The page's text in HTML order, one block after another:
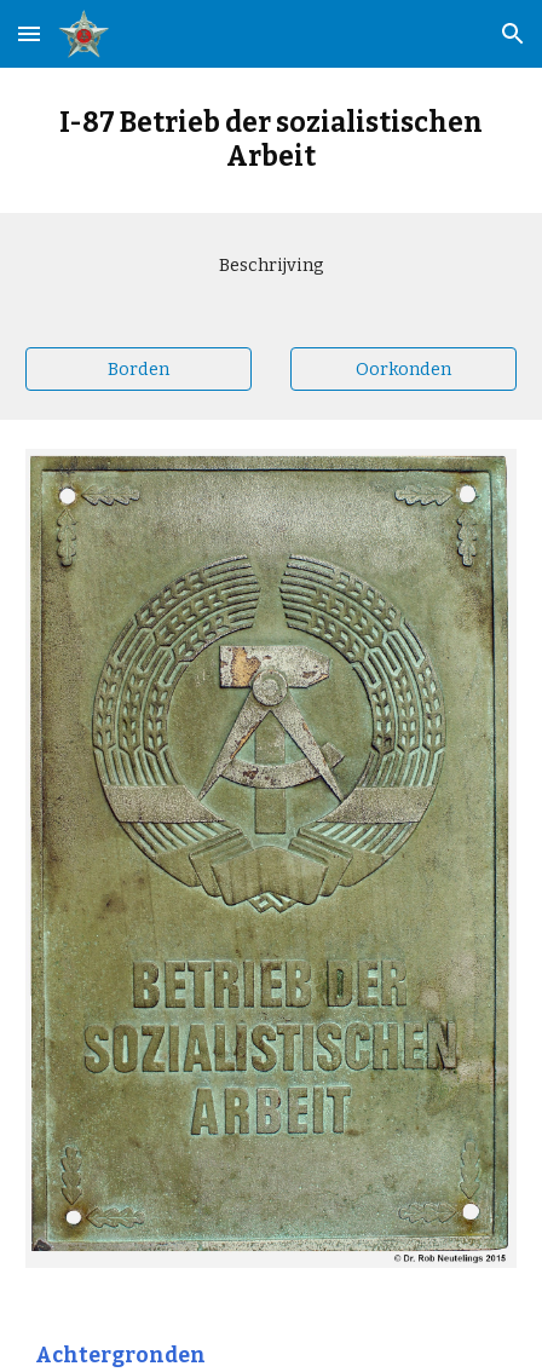
Skip to main content Skip to navigation
I-87 Betrieb der sozialistischen
Arbeit
Beschrijving
Borden Oorkonden
Achtergronden